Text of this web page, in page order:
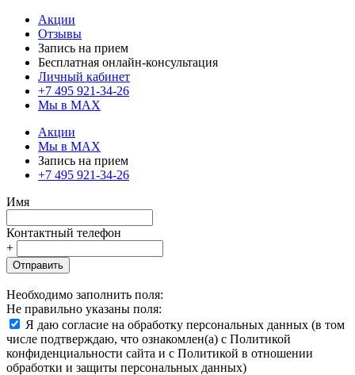
Акции
Отзывы
Запись на прием
Бесплатная онлайн-консультация
Личный кабинет
+7 495 921-34-26
Мы в MAX
Акции
Мы в MAX
Запись на прием
+7 495 921-34-26
Имя
Контактный телефон
+
Отправить
Необходимо заполнить поля:
Не правильно указаны поля:
Я даю согласие на обработку персональных данных (в том
числе подтверждаю, что ознакомлен(а) с Политикой
конфиденциальности сайта и с Политикой в отношении
обработки и защиты персональных данных)